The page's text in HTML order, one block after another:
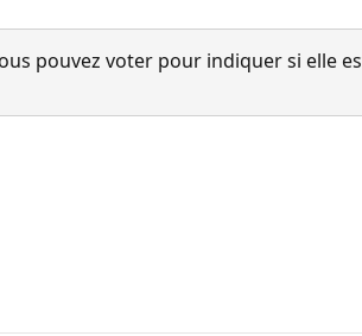
pouvez voter pour indiquer si elle